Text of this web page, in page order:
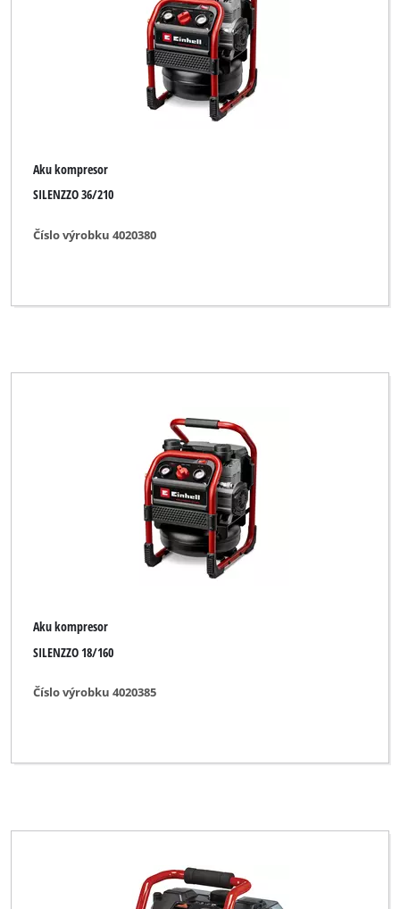
Einhell Expert
Einhell Professional
Ozito
Aku kompresor
SILENZZO 36/210
Číslo výrobku 4020380
Aku kompresor
SILENZZO 18/160
Číslo výrobku 4020385